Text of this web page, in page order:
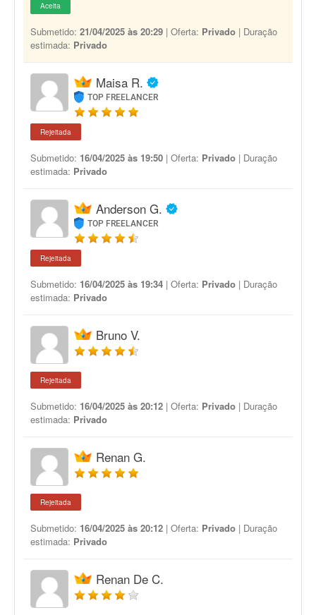
Aceita
Submetido: 21/04/2025 às 20:29 | Oferta: Privado | Duração
estimada: Privado
Maisa R.
TOP FREELANCER
Rejeitada
Submetido: 16/04/2025 às 19:50 | Oferta: Privado | Duração
estimada: Privado
Anderson G.
TOP FREELANCER
Rejeitada
Submetido: 16/04/2025 às 19:34 | Oferta: Privado | Duração
estimada: Privado
Bruno V.
Rejeitada
Submetido: 16/04/2025 às 20:12 | Oferta: Privado | Duração
estimada: Privado
Renan G.
Rejeitada
Submetido: 16/04/2025 às 20:12 | Oferta: Privado | Duração
estimada: Privado
Renan De C.